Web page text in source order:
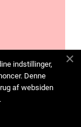
indstillinger,
Denne
af websiden